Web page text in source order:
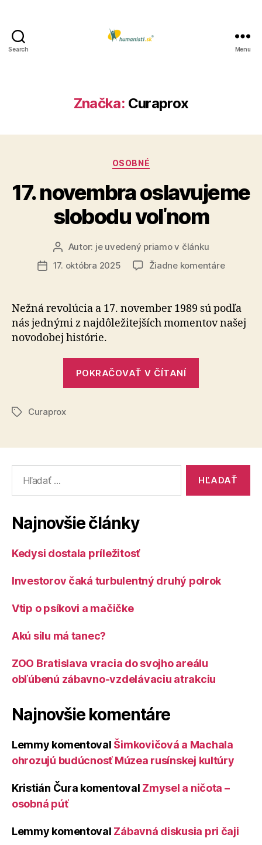
Search Menu
Značka: Curaprox
Kategórie
OSOBNÉ
17. novembra oslavujeme
slobodu voľnom
Autor
článku
Autor: je uvedený priamo v článku
Dátum
17. októbra 2025 Žiadne komentárena
slobodu
voľnom
Nežná revolúcia a 17. november 1989 sú podľa
nás jednými z najdôležitejších momentov našej
novodobej histórie.
POKRAČOVAŤ V ČÍTANÍ
ZnačkyCuraprox
Najnovšie články
Kedysi dostala príležitosť
Investorov čaká turbulentný druhý polrok
Vtip o psíkovi a mačičke
Akú silu má tanec?
ZOO Bratislava vracia do svojho areálu
obľúbenú zábavno-vzdelávaciu atrakciu
Najnovšie komentáre
Lemmy komentoval Šimkovičová a Machala
ohrozujú budúcnosť Múzea rusínskej kultúry
Kristián Čura komentoval Zmysel a ničota –
osobná púť
Lemmy komentoval Zábavná diskusia pri čaji